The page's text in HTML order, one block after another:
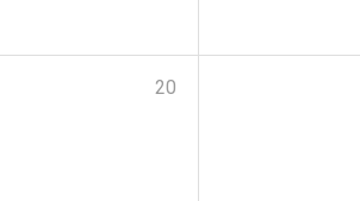
20